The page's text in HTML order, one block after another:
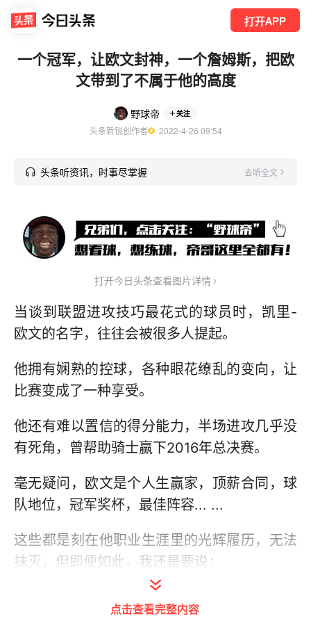
打开APP
一个冠军，让欧文封神，一个詹姆斯，把欧
文带到了不属于他的高度
野球帝 关注
头条新锐创作者
  2022-4-26 09:54
头条听资讯，时事尽掌握 去听全文
打开今日头条查看图片详情
当谈到联盟进攻技巧最花式的球员时，凯里-
欧文的名字，往往会被很多人提起。
他拥有娴熟的控球，各种眼花缭乱的变向，让
比赛变成了一种享受。
他还有难以置信的得分能力，半场进攻几乎没
有死角，曾帮助骑士赢下2016年总决赛。
毫无疑问，欧文是个人生赢家，顶薪合同，球
队地位，冠军奖杯，最佳阵容... ...
这些都是刻在他职业生涯里的光辉履历，无法
抹灭，但即便如此，我还是要说：
点击查看完整内容